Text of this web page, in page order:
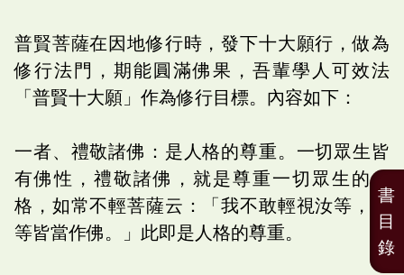
普賢菩薩在因地修行時，發下十大願行，做為
修行法門，期能圓滿佛果，吾輩學人可效法
「普賢十大願」作為修行目標。內容如下：
一者、禮敬諸佛：是人格的尊重。一切眾生皆
有佛性，禮敬諸佛，就是尊重一切眾生的人
格，如常不輕菩薩云：「我不敢輕視汝等，汝
等皆當作佛。」此即是人格的尊重。
書
目
錄